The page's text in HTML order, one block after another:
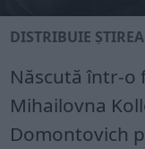
DISTRIBUIE
Născută într-o
Mihailovna
Domontovich